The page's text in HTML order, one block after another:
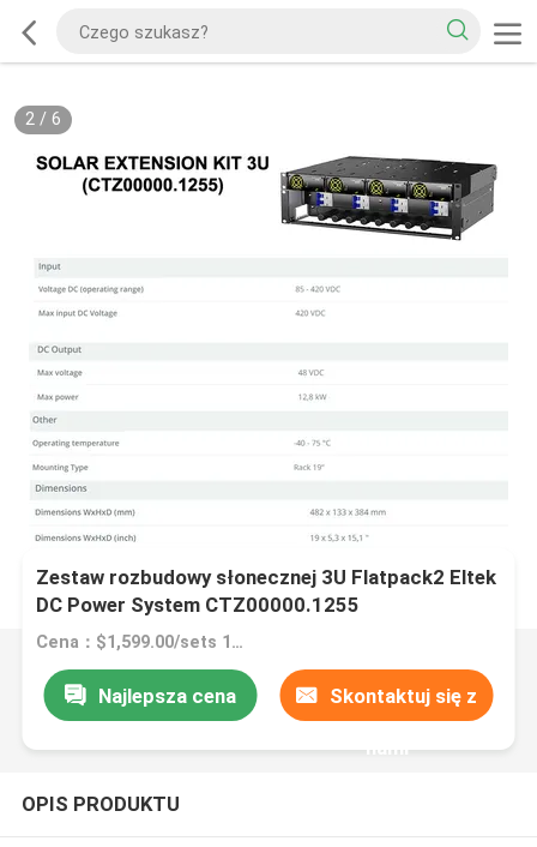
2/ 6
Zestaw rozbudowy słonecznej 3U Flatpack2 Eltek
DC Power System CTZ00000.1255
Cena：$1,599.00/sets 1-9 sets
Najlepsza cena Skontaktuj się z
nami
OPIS PRODUKTU